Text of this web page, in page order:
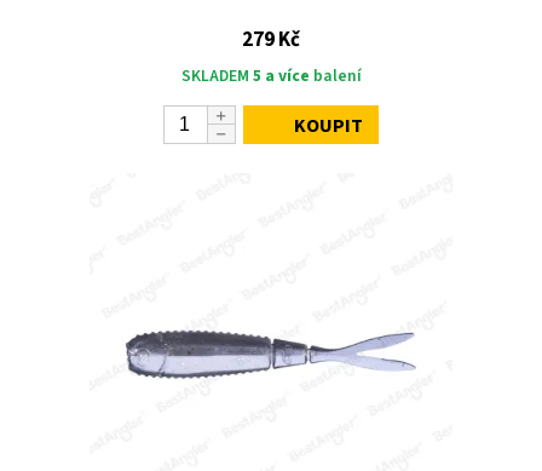
279 Kč
SKLADEM 5 a více balení
KOUPIT